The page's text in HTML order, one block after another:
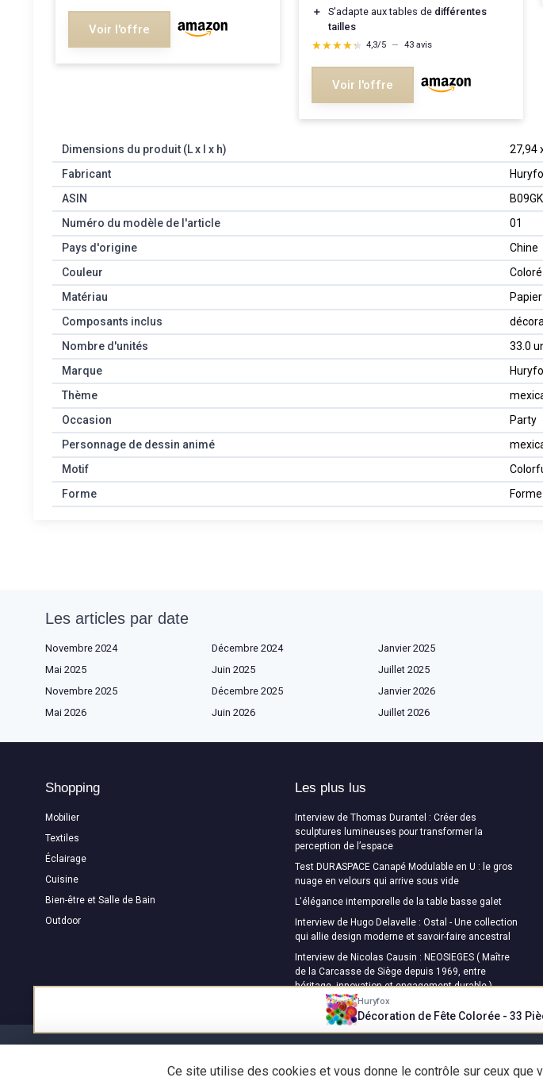
Voir l'offre
＋
S'adapte aux tables de différentes
tailles
★★★★★
★★★★★ 4,3/5 — 43 avis
Voir l'offre
Dimensions du produit (L x l x h)
27,94
Fabricant
ASIN
Numéro du modèle de l'article
01
Pays d'origine
Chine
Couleur
Coloré
Matériau
Papier
Composants inclus
Nombre d'unités
33.0
Marque
Thème
Occasion
Party
Personnage de dessin animé
Motif
Forme
Huryfox
Décoration de Fête Colorée - 33
Les articles par date
Novembre 2024 Décembre 2024 Janvier 2025
Mai 2025
Juin 2025 Juillet 2025
Novembre 2025
Décembre 2025 Janvier 2026
Mai 2026
Juin 2026 Juillet 2026
Shopping
Mobilier
Textiles
Éclairage
Cuisine
Bien-être et Salle de Bain
Outdoor
Les plus lus
Interview de Thomas Durantel : Créer des
sculptures lumineuses pour transformer la
perception de l’espace
Test DURASPACE Canapé Modulable en U : le gros
nuage en velours qui arrive sous vide
L'élégance intemporelle de la table basse galet
Interview de Hugo Delavelle : Ostal - Une collection
qui allie design moderne et savoir-faire ancestral
Interview de Nicolas Causin : NEOSIEGES ( Maître
de la Carcasse de Siège depuis 1969, entre
héritage, innovation et engagement durable )
© Design
Ce site utilise des cookies et vous donne le contrôle sur ceux que